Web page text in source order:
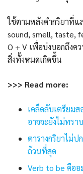
ใช้ตามหลังคำกริยาที่แ
sound, smell, taste,
O + V เพื่อบ่งบอกถึงค
สิ่งทั้งหมดเกิดขึ้น
>>> Read more:
เคล็ดลับเตรียม
อาจจะยังไม่ทราบ
ตารางกริยาไม่
ถ้วนที่สุด
Verb to be คืออ